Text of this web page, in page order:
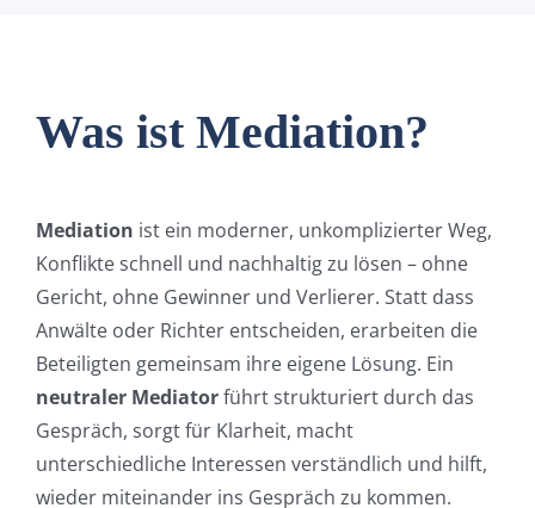
Was ist Mediation?
Mediation ist ein moderner, unkomplizierter Weg,
Konflikte schnell und nachhaltig zu lösen – ohne
Gericht, ohne Gewinner und Verlierer. Statt dass
Anwälte oder Richter entscheiden, erarbeiten die
Beteiligten gemeinsam ihre eigene Lösung. Ein
neutraler Mediatorführt strukturiert durch das
Gespräch, sorgt für Klarheit, macht
unterschiedliche Interessen verständlich und hilft,
wieder miteinander ins Gespräch zu kommen.